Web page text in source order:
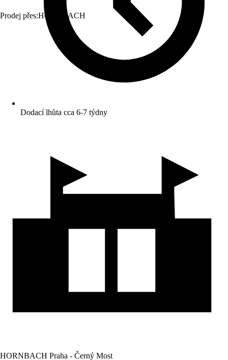
Prodej přes:HORNBACH
Dodací lhůta cca 6-7 týdny
HORNBACH Praha - Černý Most